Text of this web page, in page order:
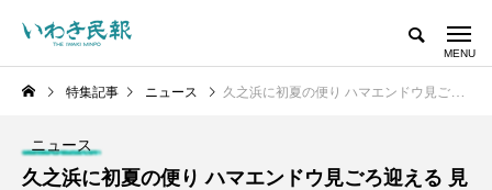
特集記事 ニュース 久之浜に初夏の便り ハマエンドウ見ごろ迎える 見る人に癒しを
ニュース
久之浜に初夏の便り ハマエンドウ見ごろ迎える 見